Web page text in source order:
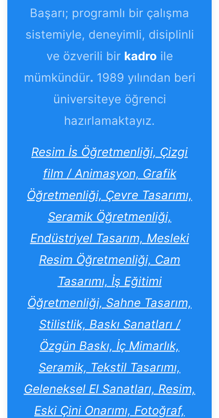
Başarı; programlı bir çalışma
sistemiyle, deneyimli, disiplinli
ve özverili bir kadro ile
mümkündür. 1989 yılından beri
üniversiteye öğrenci
hazırlamaktayız.
Resim İs Öğretmenliği, Çizgi
film / Animasyon, Grafik
Öğretmenliği, Çevre Tasarımı,
Seramik Öğretmenliği,
Endüstriyel Tasarım, Mesleki
Resim Öğretmenliği, Cam
Tasarımı, İş Eğitimi
Öğretmenliği, Sahne Tasarım,
Stilistlik, Baskı Sanatları /
Özgün Baskı, İç Mimarlık,
Seramik, Tekstil Tasarımı,
Geleneksel El Sanatları, Resim,
Eski Çini Onarımı, Fotoğraf,